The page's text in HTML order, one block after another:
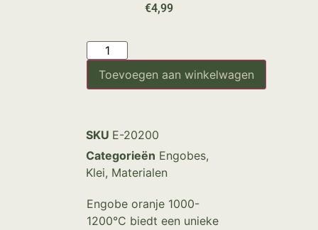
€4,99
Toevoegen aan winkelwagen
SKU E-20200
Categorieën Engobes,
Klei, Materialen
Engobe oranje 1000-
1200°C biedt een unieke